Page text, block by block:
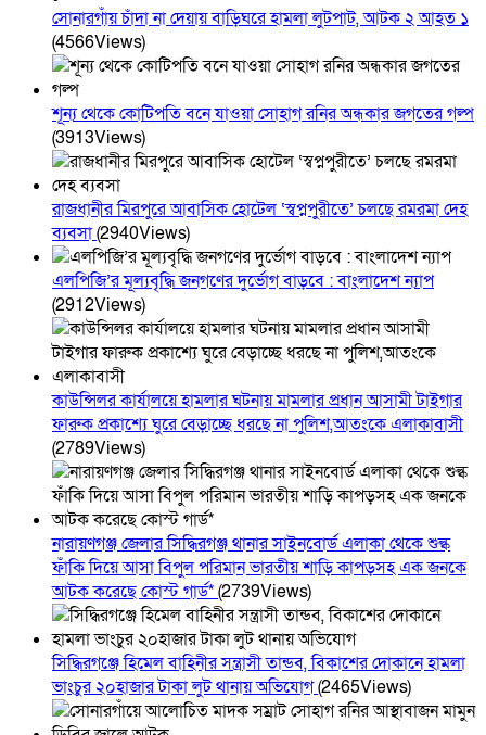
সোনারগাঁয় চাঁদা না দেয়ায় বাড়িঘরে হামলা লুটপাট, আটক ২ আহত ১
(4566Views)
শূন্য থেকে কোটিপতি বনে যাওয়া সোহাগ রনির অন্ধকার জগতের গল্প
(3913Views)
রাজধানীর মিরপুরে আবাসিক হোটেল ‘স্বপ্নপুরীতে’ চলছে রমরমা দেহ
ব্যবসা(2940Views)
এলপিজি’র মূল্যবৃদ্ধি জনগণের দুর্ভোগ বাড়বে : বাংলাদেশ ন্যাপ
(2912Views)
কাউন্সিলর কার্যালয়ে হামলার ঘটনায় মামলার প্রধান আসামী টাইগার
ফারুক প্রকাশ্যে ঘুরে বেড়াচ্ছে ধরছে না পুলিশ,আতংকে এলাকাবাসী
(2789Views)
নারায়ণগঞ্জ জেলার সিদ্ধিরগঞ্জ থানার সাইনবোর্ড এলাকা থেকে শুল্ক
ফাঁকি দিয়ে আসা বিপুল পরিমান ভারতীয় শাড়ি কাপড়সহ এক জনকে
আটক করেছে কোস্ট গার্ড*(2739Views)
সিদ্ধিরগঞ্জে হিমেল বাহিনীর সন্ত্রাসী তান্ডব, বিকাশের দোকানে হামলা
ভাংচুর ২০হাজার টাকা লুট থানায় অভিযোগ(2465Views)